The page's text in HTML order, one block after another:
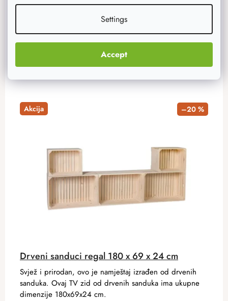
Settings
Accept
115 €
ADD TO CART
Akcija –20 %
Drveni sanduci regal 180 x 69 x 24 cm
Svjež i prirodan, ovo je namještaj izrađen od drvenih
sanduka. Ovaj TV zid od drvenih sanduka ima ukupne
dimenzije 180x69x24 cm.